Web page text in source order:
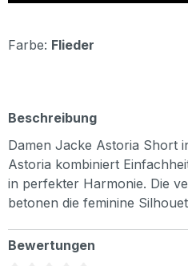
Farbe: Flieder
Beschreibung
Damen Jacke Astoria Short
Astoria kombiniert
in perfekter Harmonie. Die
betonen die feminine
Bewertungen